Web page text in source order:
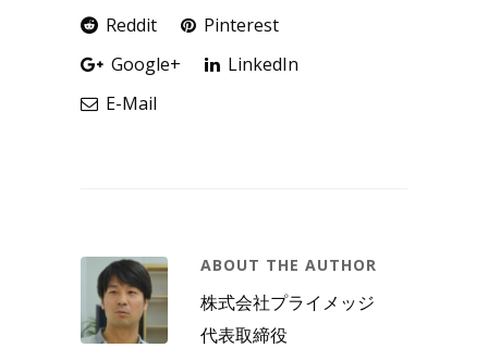
Reddit
Pinterest
Google+
LinkedIn
E-Mail
ABOUT THE AUTHOR
株式会社プライメッジ
代表取締役